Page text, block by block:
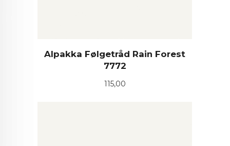
Alpakka Følgetråd Rain Forest
7772
Pris
115,00